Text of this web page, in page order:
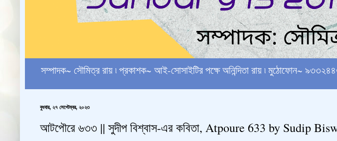
সম্পাদক~ সৌমিত্র রায় ৷ প্রকাশক~ আই-সোসাইটির পক্ষে অনিন্দিতা রায় ৷ মুঠোফোন~
বুধবার, ২৭ সেপ্টেম্বর, ২০২৩
আটপৌরে ৬৩৩ || সুদীপ বিশ্বাস-এর কবিতা, Atpoure 633 by Sudip